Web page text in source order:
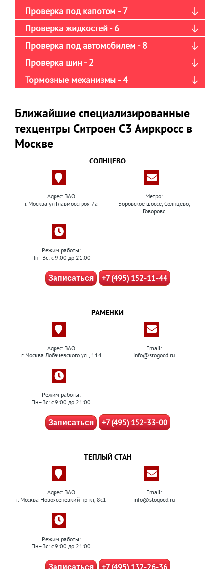
Проверка под капотом - 7
Проверка жидкостей - 6
Проверка под автомобилем - 8
Проверка шин - 2
Тормозные механизмы - 4
Ближайшие специализированные
техцентры Ситроен С3 Аиркросс в
Москве
СОЛНЦЕВО
Адрес: ЗАО
г. Москва ул.Главмосстроя 7а
Метро:
Боровское шоссе, Солнцево,
Говорово
Режим работы:
Пн–Вс: с 9:00 до 21:00
Записаться +7 (495) 152-11-44
РАМЕНКИ
Адрес: ЗАО
г. Москва Лобачевского ул., 114
Email:
info@stogood.ru
Режим работы:
Пн–Вс: с 9:00 до 21:00
Записаться +7 (495) 152-33-00
ТЕПЛЫЙ СТАН
Адрес: ЗАО
г. Москва Новоясеневкий пр-кт, 8с1
Email:
info@stogood.ru
Режим работы:
Пн–Вс: с 9:00 до 21:00
Записаться +7 (495) 132-26-36